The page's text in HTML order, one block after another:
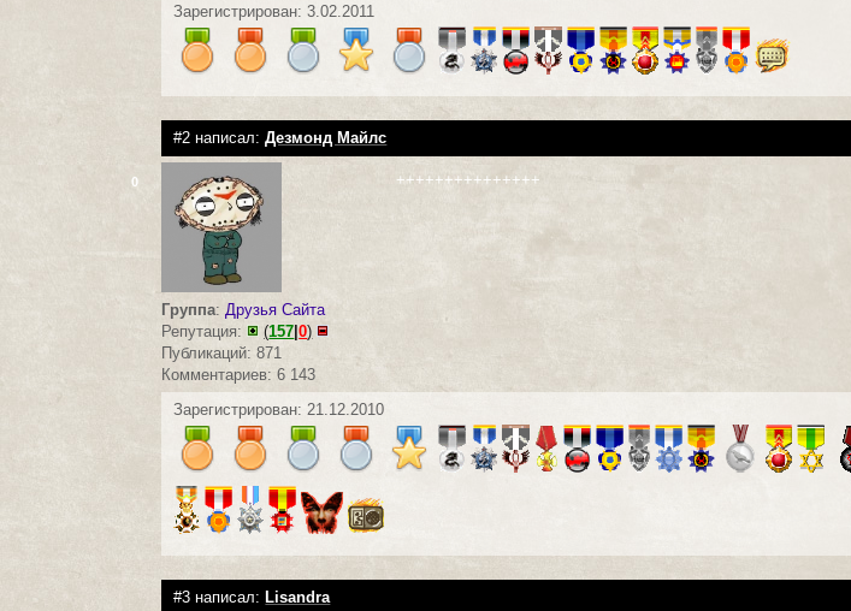
Зарегистрирован: 3.02.2011
#2 написал:Дезмонд Майлс
0
Группа:Друзья Сайта
Репутация:
(157 |0)
Публикаций: 871
Комментариев: 6 143
+++++++++++++++
Зарегистрирован: 21.12.2010
#3 написал: Lisandra